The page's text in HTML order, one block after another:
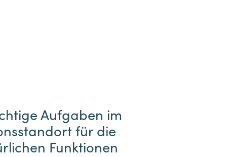
Aufgaben im
für die
Funktionen